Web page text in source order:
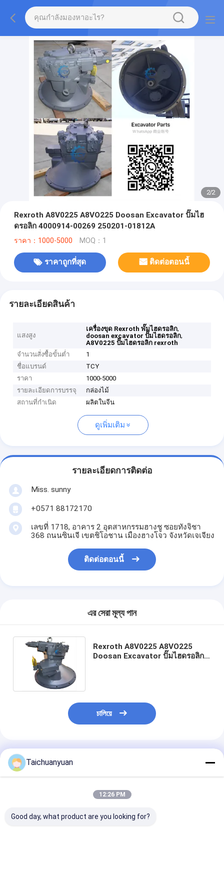
2/2
Rexroth A8V0225 A8VO225 Doosan Excavator ปั๊มไฮ
ดรอลิก 4000914-00269 250201-01812A
ราคา：1000-5000 MOQ：1
ราคาถูกที่สุด ติดต่อตอนนี้
รายละเอียดสินค้า
แสงสูง
เครื่องขุด Rexroth พั๊มไฮดรอลิก,
doosan excavator ปั๊มไฮดรอลิก,
A8V0225 ปั๊มไฮดรอลิก rexroth
จำนวนสั่งซื้อขั้นต่ำ
1
ชื่อแบรนด์
TCY
ราคา
1000-5000
รายละเอียดการบรรจุ
กล่องไม้
สถานที่กำเนิด
ผลิตในจีน
ดูเพิ่มเติม
รายละเอียดการติดต่อ
Miss. sunny
+0571 88172170
เลขที่ 1718, อาคาร 2 อุตสาหกรรมฮางชู ซอยทังจิชา
368 ถนนซินเจี เขตชิโอชาน เมืองฮางโจว จังหวัดเจเจียง
ติดต่อตอนนี้
এর সেরা মূল্য পান
Rexroth A8V0225 A8VO225
Doosan Excavator ปั๊มไฮดรอลิก
চালিয়ে
แนะนำผลิตภัณฑ์
Taichuanyuan
12:26 PM
Good day, what product are you looking for?